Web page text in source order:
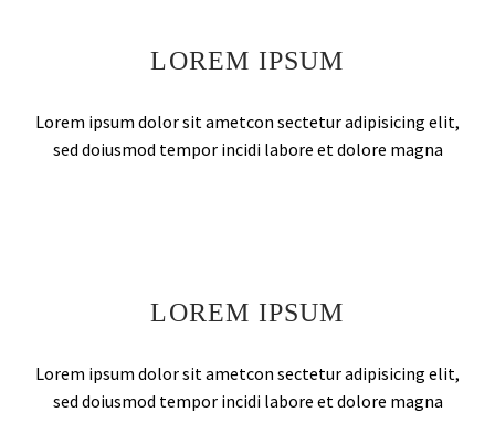
LOREM IPSUM
Lorem ipsum dolor sit ametcon sectetur adipisicing elit,
sed doiusmod tempor incidi labore et dolore magna
LOREM IPSUM
Lorem ipsum dolor sit ametcon sectetur adipisicing elit,
sed doiusmod tempor incidi labore et dolore magna